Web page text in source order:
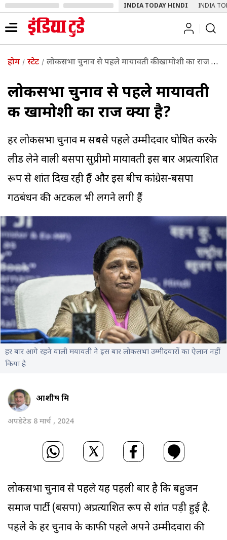
INDIA TODAY HINDI INDIA
होम स्टेट लोकसभा चुनाव से पहले मायावती की खामोशी का राज क्या है?
लोकसभा चुनाव से पहले मायावती
की खामोशी का राज क्या है?
हर लोकसभा चुनाव में सबसे पहले उम्मीदवार घोषित करके
लीड लेने वाली बसपा सुप्रीमो मायावती इस बार अप्रत्याशित
रूप से शांत दिख रही हैं और इस बीच कांग्रेस-बसपा
गठबंधन की अटकलें भी लगने लगी हैं
हर बार आगे रहने वाली मयावती ने इस बार लोकसभा उम्मीदवारों का ऐलान नहीं
किया है
आशीष मिश्र
अपडेटेड 8 मार्च , 2024
लोकसभा चुनाव से पहले यह पहली बार है कि बहुजन
समाज पार्टी (बसपा) अप्रत्याशित रूप से शांत पड़ी हुई है.
पहले के हर चुनाव के काफी पहले अपने उम्मीदवारों की